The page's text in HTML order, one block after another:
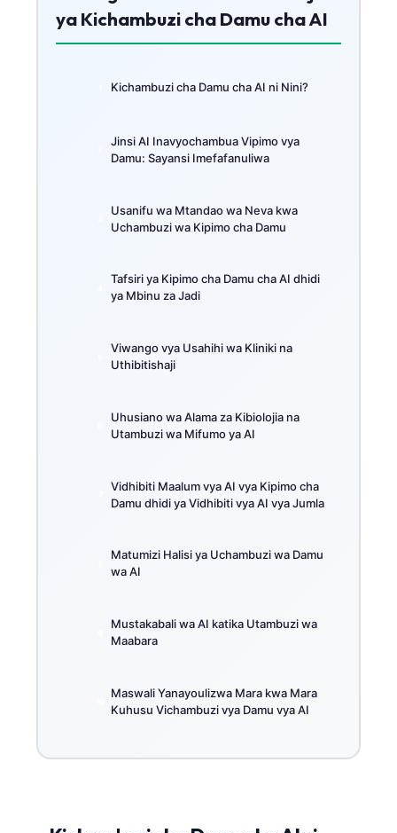
ya Kichambuzi cha Damu cha AI
Kichambuzi cha Damu cha AI ni Nini?
Jinsi AI Inavyochambua Vipimo vya
Damu: Sayansi Imefafanuliwa
Usanifu wa Mtandao wa Neva kwa
Uchambuzi wa Kipimo cha Damu
Tafsiri ya Kipimo cha Damu cha AI dhidi
ya Mbinu za Jadi
Viwango vya Usahihi wa Kliniki na
Uthibitishaji
Uhusiano wa Alama za Kibiolojia na
Utambuzi wa Mifumo ya AI
Vidhibiti Maalum vya AI vya Kipimo cha
Damu dhidi ya Vidhibiti vya AI vya Jumla
Matumizi Halisi ya Uchambuzi wa Damu
wa AI
Mustakabali wa AI katika Utambuzi wa
Maabara
Maswali Yanayoulizwa Mara kwa Mara
Kuhusu Vichambuzi vya Damu vya AI